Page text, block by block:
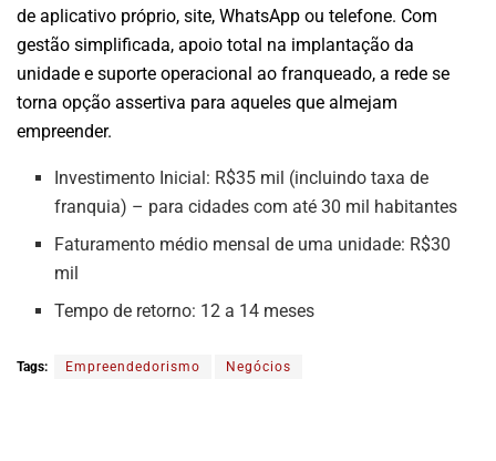
de aplicativo próprio, site, WhatsApp ou telefone. Com
gestão simplificada, apoio total na implantação da
unidade e suporte operacional ao franqueado, a rede se
torna opção assertiva para aqueles que almejam
empreender.
Investimento Inicial: R$35 mil (incluindo taxa de
franquia) – para cidades com até 30 mil habitantes
Faturamento médio mensal de uma unidade: R$30
mil
Tempo de retorno: 12 a 14 meses
Tags: Empreendedorismo Negócios